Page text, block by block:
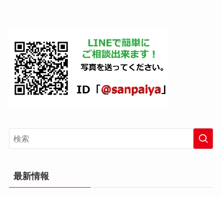
最新情報